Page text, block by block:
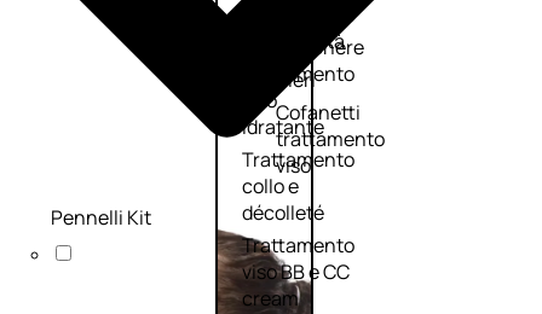
Trattamento
viso antietà
Trattamento
viso
idratante
Trattamento
collo e
décolleté
Trattamento
viso BB e CC
cream
Maschere
Sieri
Cofanetti
trattamento
viso
Pennelli Kit